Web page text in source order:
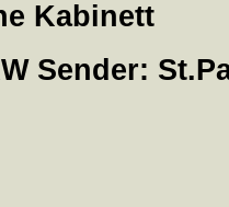
Kabinett
Sender: